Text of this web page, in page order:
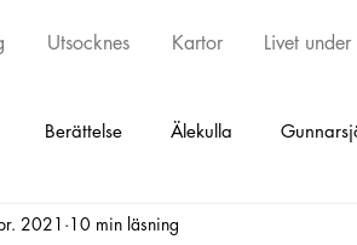
Utsocknes Kartor Livet
Berättelse Älekulla
Öxabäck
2021 10 min läsning